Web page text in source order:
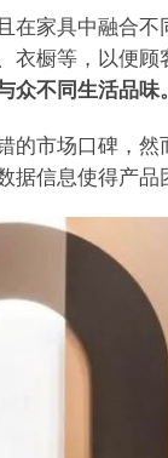
在家具中融合
橱等，以便顾
不同生活品味。
市场口碑，
信息使得产品